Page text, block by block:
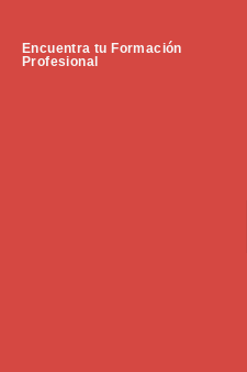
Encuentra tu Formación
Profesional